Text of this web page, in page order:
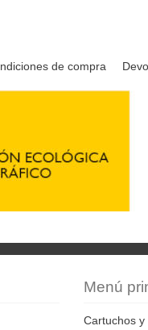
de compra
Menú
Cartuchos y